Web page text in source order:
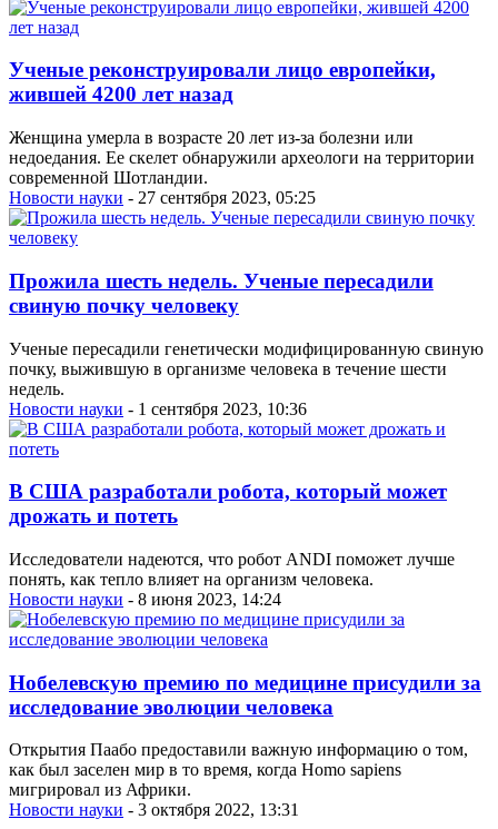
Ученые реконструировали лицо европейки,
жившей 4200 лет назад
Женщина умерла в возрасте 20 лет из-за болезни или
недоедания. Ее скелет обнаружили археологи на территории
современной Шотландии.
Новости науки - 27 сентября 2023, 05:25
Прожила шесть недель. Ученые пересадили
свиную почку человеку
Ученые пересадили генетически модифицированную свиную
почку, выжившую в организме человека в течение шести
недель.
Новости науки - 1 сентября 2023, 10:36
В США разработали робота, который может
дрожать и потеть
Исследователи надеются, что робот ANDI поможет лучше
понять, как тепло влияет на организм человека.
Новости науки - 8 июня 2023, 14:24
Нобелевскую премию по медицине присудили за
исследование эволюции человека
Открытия Паабо предоставили важную информацию о том,
как был заселен мир в то время, когда Homo sapiens
мигрировал из Африки.
Новости науки - 3 октября 2022, 13:31